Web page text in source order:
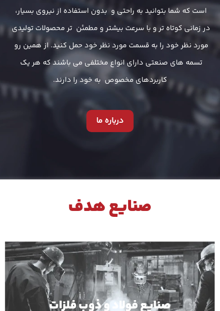
در زمانی کوتاه تر و با سرعت بیشتر و مطمئن  تر محصولات تولیدی
کاربردهای مخصوص  به خود را دارند.
درباره ما
صنایع هدف
صنایع فولاد و ذوب فلزات